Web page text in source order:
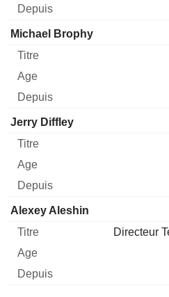
Michael Brophy
Jerry Diffley
Alexey Aleshin
Directeur